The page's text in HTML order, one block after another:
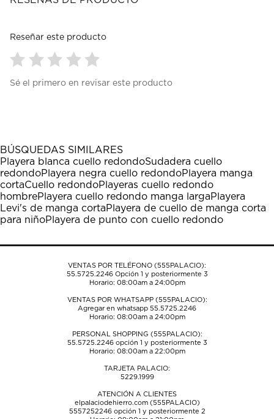
Reseñar este producto
para
1
estrella
Esta
acción
abrirá
el
formulario
de
para
estrellas.
Esta
acción
abrirá
el
formulario
de
para
estrellas.
Esta
acción
abrirá
el
formulario
de
para
estrellas.
Esta
acción
abrirá
el
formulario
de
para
estrellas.
Esta
acción
abrirá
el
formulario
de
Sé el primero en revisar este producto
BÚSQUEDAS SIMILARES
Playera blanca cuello redondoSudadera cuello
redondoPlayera negra cuello redondoPlayera manga
cortaCuello redondoPlayeras cuello redondo
hombrePlayera cuello redondo manga largaPlayera
Levi's de manga cortaPlayera de cuello de manga corta
para niñoPlayera de punto con cuello redondo
VENTAS POR TELÉFONO (555PALACIO):
55.5725.2246Opción 1 y posteriormente 3
Horario: 08:00am a 24:00pm
VENTAS POR WHATSAPP (555PALACIO):
Agregar en whatsapp 55.5725.2246
Horario: 08:00am a 24:00pm
PERSONAL SHOPPING (555PALACIO):
55.5725.2246opción 1 y posteriormente 3
Horario: 08:00am a 22:00pm
TARJETA PALACIO:
5229.1999
ATENCIÓN A CLIENTES
elpalaciodehierro.com (555PALACIO)
5557252246opción 1 y posteriormente 2